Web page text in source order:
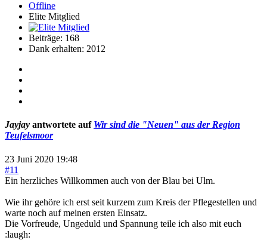
Offline
Elite Mitglied
Beiträge: 168
Dank erhalten: 2012
Jayjay antwortete auf Wir sind die "Neuen" aus der Region
Teufelsmoor
23 Juni 2020 19:48
#11
Ein herzliches Willkommen auch von der Blau bei Ulm.
Wie ihr gehöre ich erst seit kurzem zum Kreis der Pflegestellen und
warte noch auf meinen ersten Einsatz.
Die Vorfreude, Ungeduld und Spannung teile ich also mit euch
:laugh: